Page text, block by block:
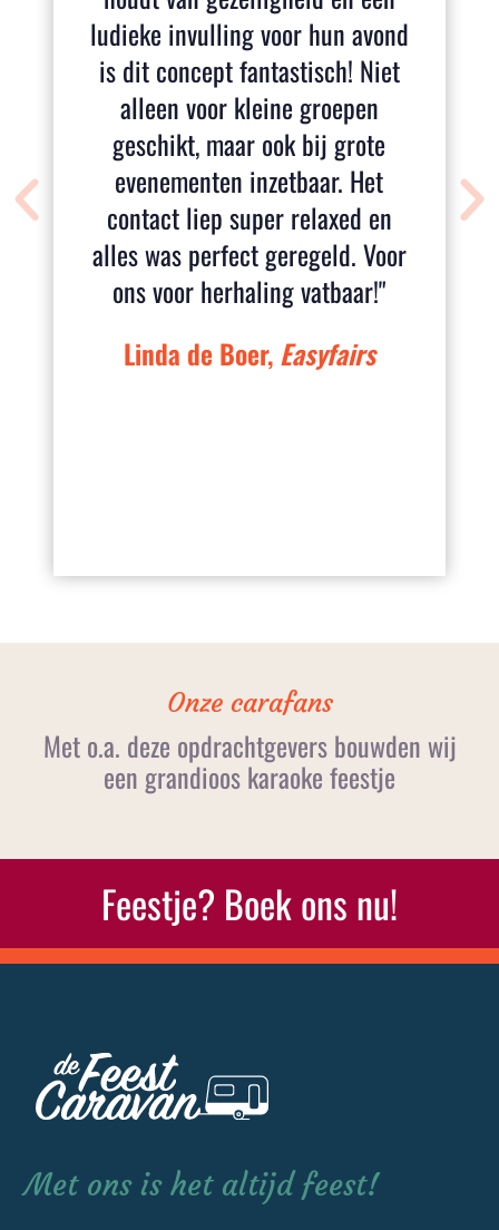
ludieke invulling voor hun avond
is dit concept fantastisch! Niet
alleen voor kleine groepen
geschikt, maar ook bij grote
evenementen inzetbaar. Het
contact liep super relaxed en
alles was perfect geregeld. Voor
ons voor herhaling vatbaar!"
Linda de Boer,Easyfairs
Onze carafans
Met o.a. deze opdrachtgevers bouwden wij
een grandioos karaoke feestje
Feestje? Boek ons nu!
Met ons is het altijd feest!